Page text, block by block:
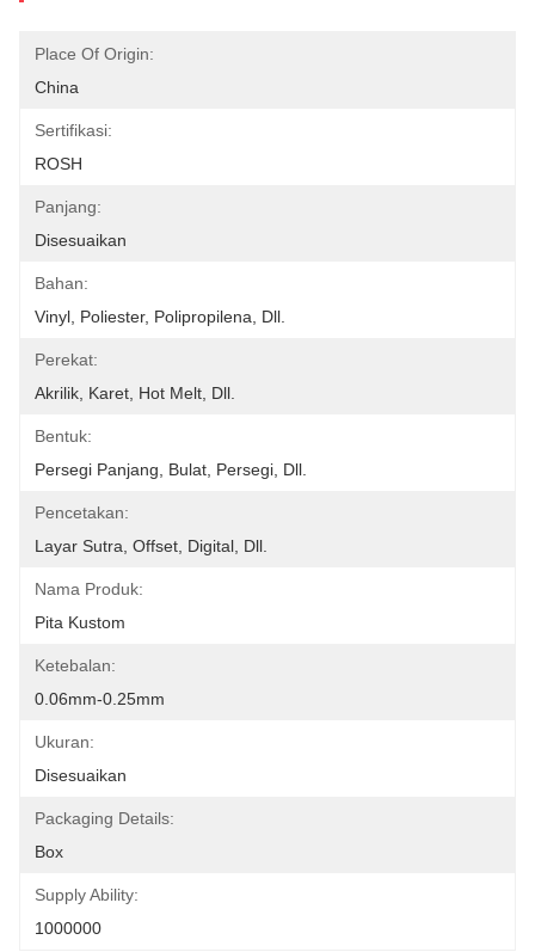
Place Of Origin:
China
Sertifikasi:
ROSH
Panjang:
Disesuaikan
Bahan:
Vinyl, Poliester, Polipropilena, Dll.
Perekat:
Akrilik, Karet, Hot Melt, Dll.
Bentuk:
Persegi Panjang, Bulat, Persegi, Dll.
Pencetakan:
Layar Sutra, Offset, Digital, Dll.
Nama Produk:
Pita Kustom
Ketebalan:
0.06mm-0.25mm
Ukuran:
Disesuaikan
Packaging Details:
Box
Supply Ability:
1000000